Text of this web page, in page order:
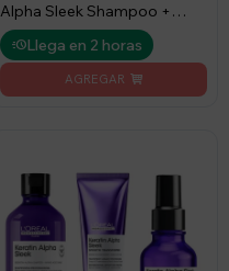
Alpha Sleek Shampoo +
Smooth
Llega en 2 horas